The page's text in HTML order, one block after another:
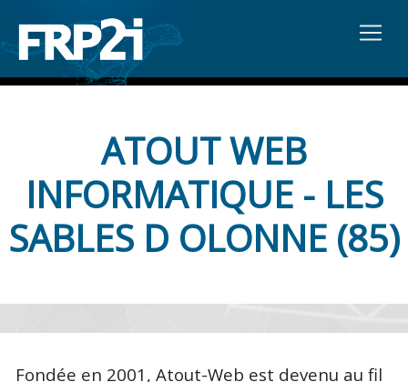
ATOUT WEB
INFORMATIQUE - LES
SABLES D OLONNE (85)
Fondée en 2001, Atout-Web est devenu au fil